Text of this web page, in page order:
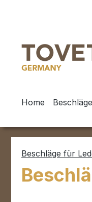
Home
Beschläge für